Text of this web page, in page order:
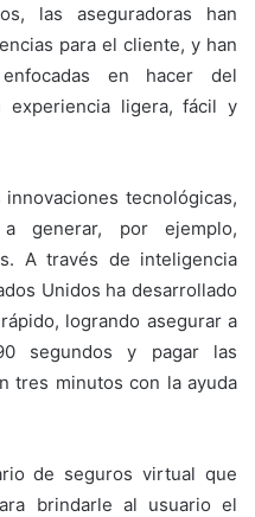
las aseguradoras han
para el cliente, y han
en hacer del
ligera, fácil y
tecnológicas,
generar, por ejemplo,
A través de inteligencia
Unidos ha desarrollado
logrando asegurar a
segundos y pagar las
tres minutos con la ayuda
de seguros virtual que
brindarle al usuario el